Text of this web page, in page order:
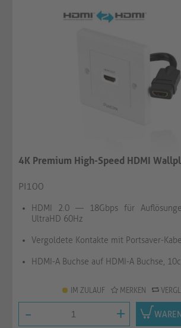
4K Premium High-Speed HDMI
PI100
HDMI 2.0 — 18Gbps für
UltraHD 60Hz
Vergoldete Kontakte mit Portsaver-
HDMI-A Buchse auf HDMI-A Buchse,
IM ZULAUF MERKEN
- +